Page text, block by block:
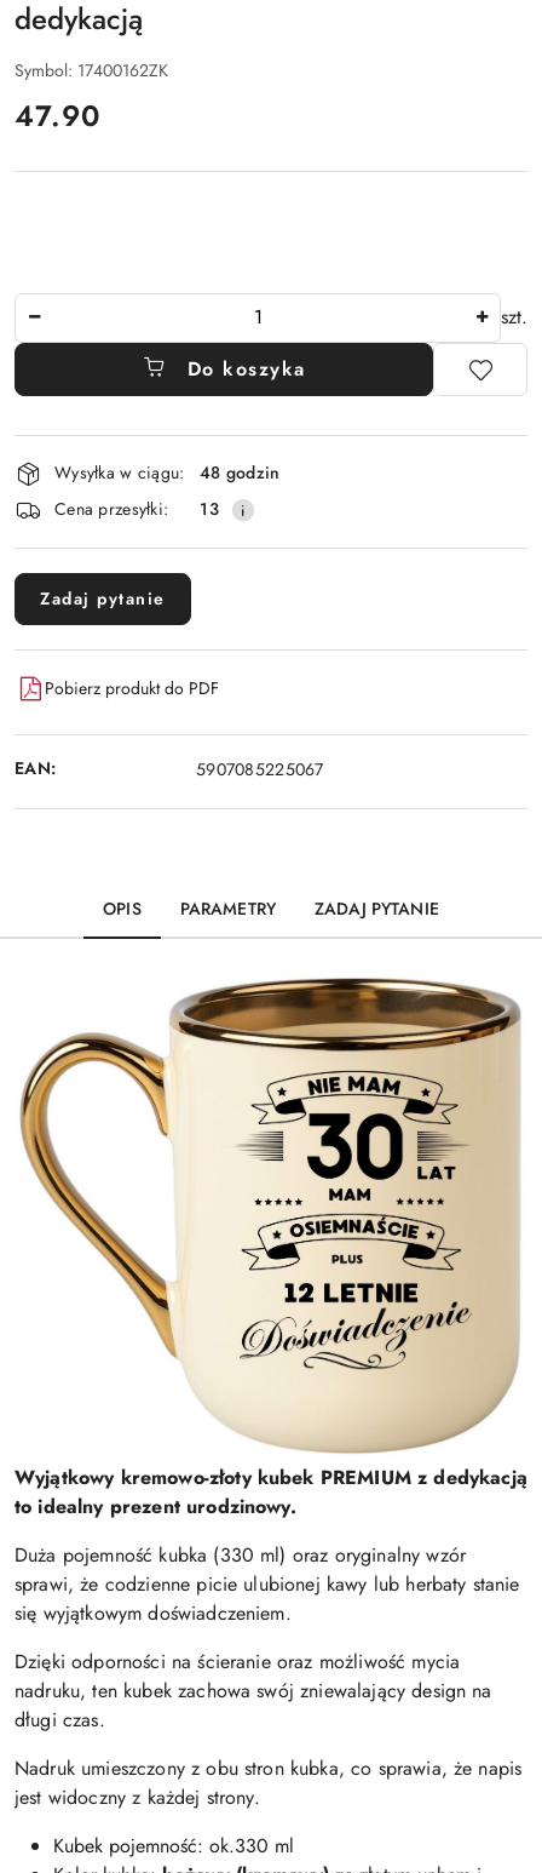
dedykacją
Symbol: 17400162ZK
cena:
47.90
szt.
Do koszyka
Dostępność
i
dostawa
Wysyłka w ciągu:
48 godzin
Cena przesyłki:
13
Zadaj pytanie
Pobierz produkt do PDF
EAN: 5907085225067
OPIS PARAMETRY ZADAJ PYTANIE
Wyjątkowy kremowo-złoty kubek PREMIUM z dedykacją
to idealny prezent urodzinowy.
Duża pojemność kubka (330 ml) oraz oryginalny wzór
sprawi, że codzienne picie ulubionej kawy lub herbaty stanie
się wyjątkowym doświadczeniem.
Dzięki odporności na ścieranie oraz możliwość mycia
nadruku, ten kubek zachowa swój zniewalający design na
długi czas.
Nadruk umieszczony z obu stron kubka, co sprawia, że napis
jest widoczny z każdej strony.
Kubek pojemność: ok.330 ml